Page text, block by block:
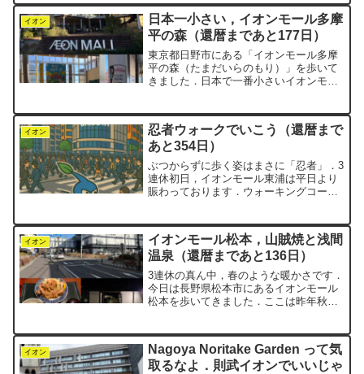
す．negiは，雲ひとつない青空をバック
に，イオンのピン...
イオン
日本一小さい，イオンモール多摩
平の森（還暦まであと177日）
東京都日野市にある「イオンモール多摩
平の森（たまだいらのもり）」を歩いて
きました．日本で一番小さいイオンモー
階，地上6階建てで，平面駐車場はなく，
駐車場はすべて立体です...
イオン
忍者ウォークでいこう（還暦まで
あと354日）
ぶつからずに歩く姿はまさに「忍者」．3
連休初日，イオンモール東浦は平日より
賑わっております．ウォーキングコース
車で往復していた時期がありました．目
的地は上野なのですが，...
イオン
イオンモール松本，山賊焼と浅間
温泉（還暦まであと136日）
3連休の真ん中，春のような暖かさです．
今日は長野県松本市にあるイオンモール
松本を歩いてきました．ここは昨年秋に
も，案内標識の方が見つからないとい
う，本末転倒コースです．「...
イオン
Nagoya Noritake Garden って気
取るなよ．則武イオンでいいじゃ